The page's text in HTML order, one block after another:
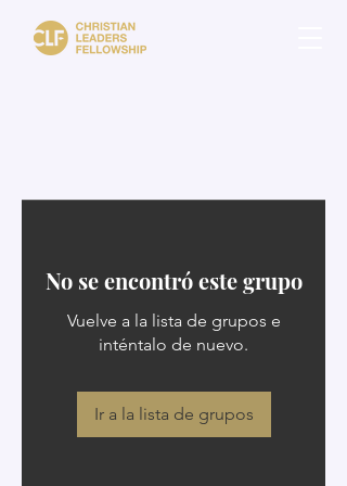
No se encontró este grupo
Vuelve a la lista de grupos e
inténtalo de nuevo.
Ir a la lista de grupos